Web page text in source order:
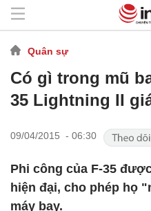
Quân sự
Có gì trong mũ
35 Lightning II
09/04/2015 - 06:30
Phi công của F-35
hiện đại, cho phép họ
máy bay.